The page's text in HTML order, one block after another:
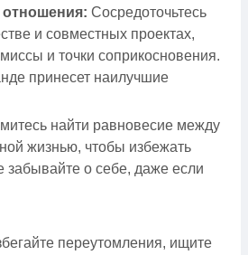
отношения: Сосредоточьтесь
и совместных проектах,
и точки соприкосновения.
принесет наилучшие
найти равновесие между
жизнью, чтобы избежать
забывайте о себе, даже если
переутомления, ищите